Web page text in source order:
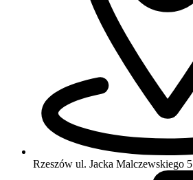
Rzeszów ul. Jacka Malczewskiego 5